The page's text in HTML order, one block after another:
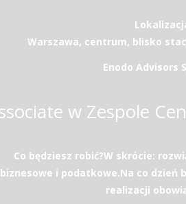
Warszawa, centrum, blisko
Enodo Advisors
Co będziesz robić?W skrócie:
biznesowe i podatkowe.Na co dzień
realizacji